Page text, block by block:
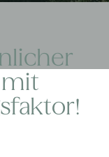
mit